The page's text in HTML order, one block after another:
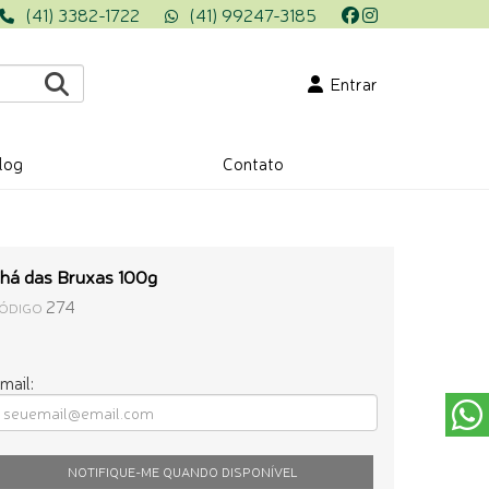
(41) 3382-1722 (41) 99247-3185
Entrar
Contato
das Bruxas 100g
274
NOTIFIQUE-ME QUANDO DISPONÍVEL